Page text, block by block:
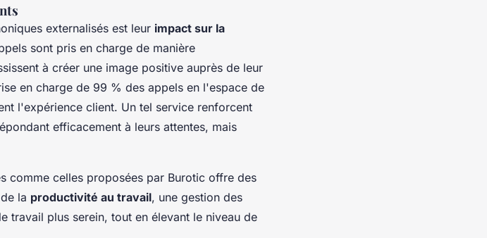
externalisés est leur impact sur la
sont pris en charge de manière
à créer une image positive auprès de leur
en charge de 99 % des appels en l'espace de
l'expérience client. Un tel service renforcent
efficacement à leurs attentes, mais
comme celles proposées par Burotic offre des
la productivité au travail, une gestion des
travail plus serein, tout en élevant le niveau de